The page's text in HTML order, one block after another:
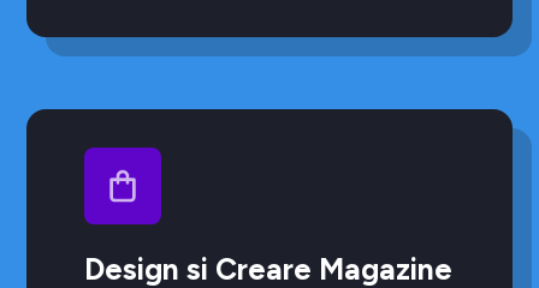
Design si Creare Magazine